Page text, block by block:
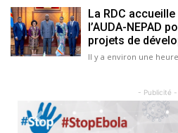
La RDC
l’AUDA-NEPAD
projets de
Il y a environ une heure
- Publicité -
Previous